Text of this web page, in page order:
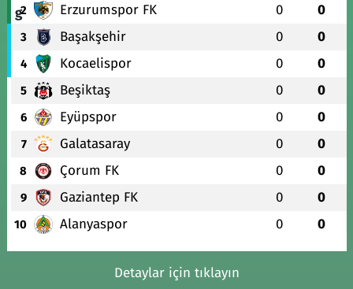
2 Erzurumspor FK 0 0
3 Başakşehir 0 0
4 Kocaelispor 0 0
5 Beşiktaş 0 0
6 Eyüpspor 0 0
7 Galatasaray 0 0
8 Çorum FK 0 0
9 Gaziantep FK 0 0
10 Alanyaspor 0 0
Detaylar için tıklayın